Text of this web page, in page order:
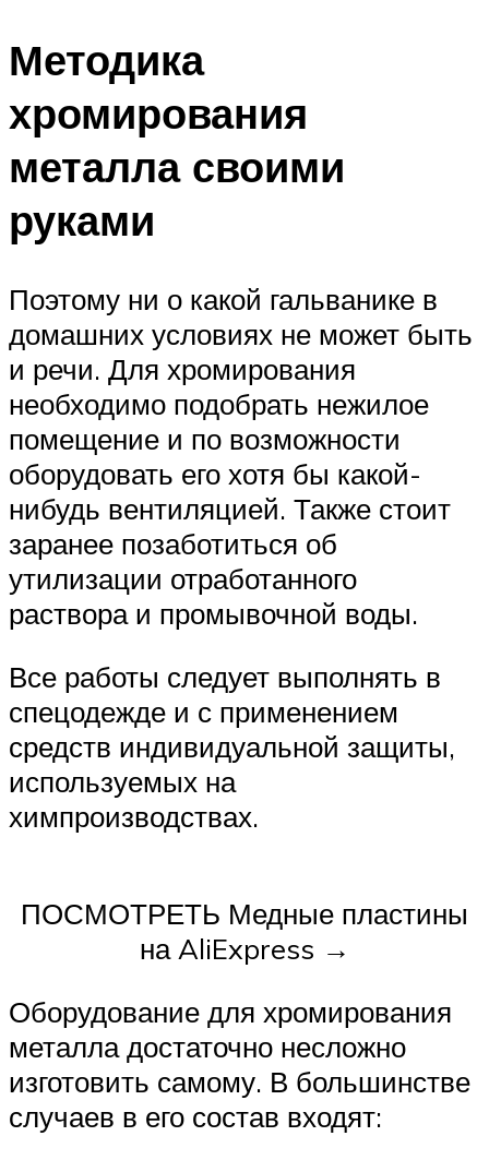
Методика
хромирования
металла своими
руками
Поэтому ни о какой гальванике в
домашних условиях не может быть
и речи. Для хромирования
необходимо подобрать нежилое
помещение и по возможности
оборудовать его хотя бы какой-
нибудь вентиляцией. Также стоит
заранее позаботиться об
утилизации отработанного
раствора и промывочной воды.
Все работы следует выполнять в
спецодежде и с применением
средств индивидуальной защиты,
используемых на
химпроизводствах.
ПОСМОТРЕТЬ Медные пластины
на AliExpress →
Оборудование для хромирования
металла достаточно несложно
изготовить самому. В большинстве
случаев в его состав входят: